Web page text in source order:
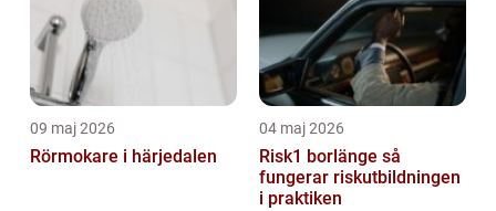
09 maj 2026
Rörmokare i härjedalen
04 maj 2026
Risk1 borlänge så
fungerar riskutbildningen
i praktiken